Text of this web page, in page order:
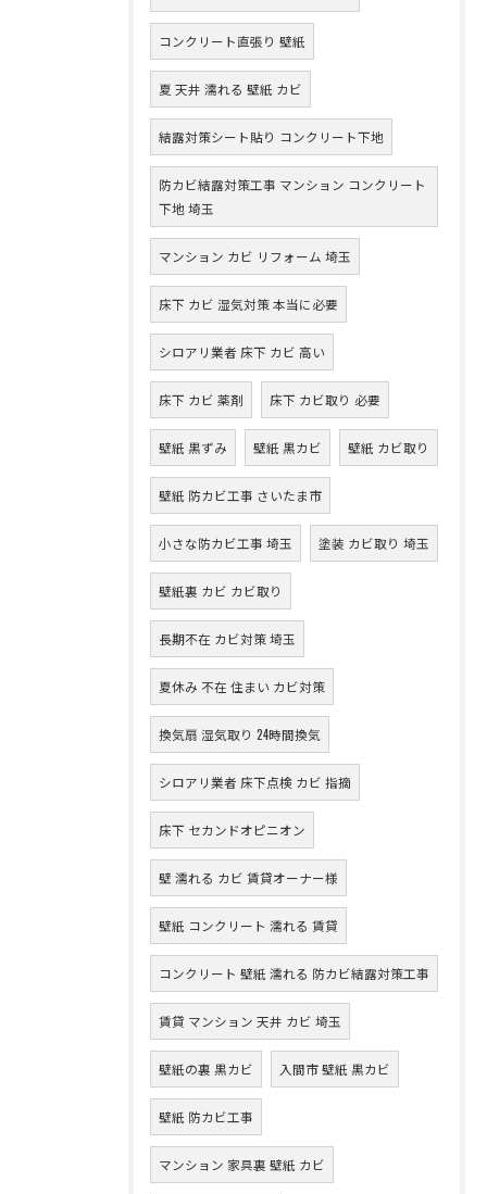
コンクリート直張り 壁紙
夏 天井 濡れる 壁紙 カビ
結露対策シート貼り コンクリート下地
防カビ結露対策工事 マンション コンクリート
下地 埼玉
マンション カビ リフォーム 埼玉
床下 カビ 湿気対策 本当に必要
シロアリ業者 床下 カビ 高い
床下 カビ 薬剤 床下 カビ取り 必要
壁紙 黒ずみ 壁紙 黒カビ 壁紙 カビ取り
壁紙 防カビ工事 さいたま市
小さな防カビ工事 埼玉 塗装 カビ取り 埼玉
壁紙裏 カビ カビ取り
長期不在 カビ対策 埼玉
夏休み 不在 住まい カビ対策
換気扇 湿気取り 24時間換気
シロアリ業者 床下点検 カビ 指摘
床下 セカンドオピニオン
壁 濡れる カビ 賃貸オーナー様
壁紙 コンクリート 濡れる 賃貸
コンクリート 壁紙 濡れる 防カビ結露対策工事
賃貸 マンション 天井 カビ 埼玉
壁紙の裏 黒カビ 入間市 壁紙 黒カビ
壁紙 防カビ工事
マンション 家具裏 壁紙 カビ